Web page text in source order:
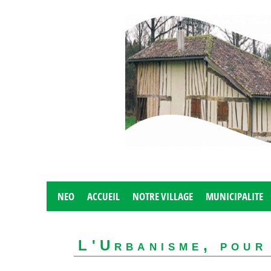
NEO ACCUEIL NOTRE VILLAGE MUNICIPALITE
L'Urbanisme,